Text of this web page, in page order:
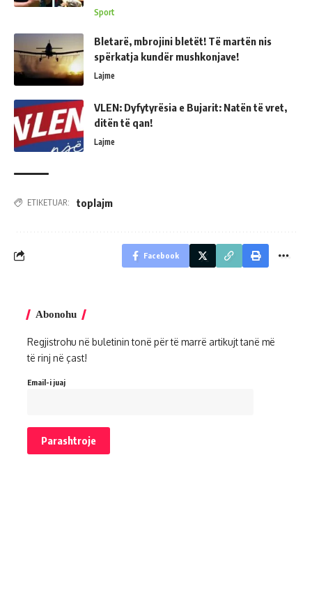
Sport
Bletarë, mbrojini bletët! Të martën nis
spërkatja kundër mushkonjave!
Lajme
VLEN: Dyfytyrësia e Bujarit: Natën të vret,
ditën të qan!
Lajme
ETIKETUAR: toplajm
Facebook
Abonohu
Regjistrohu në buletinin tonë për të marrë artikujt tanë më
të rinj në çast!
Email-i juaj